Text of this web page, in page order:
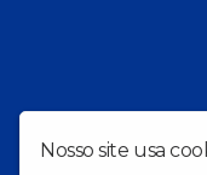
Nosso site usa